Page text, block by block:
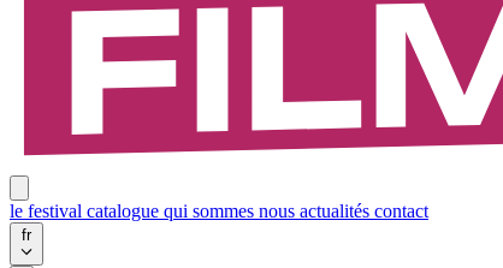
le festival catalogue qui sommes nous actualités contact
fr